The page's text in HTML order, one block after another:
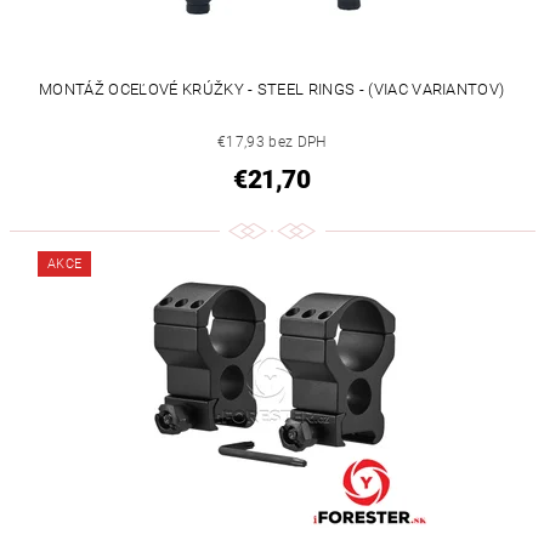
MONTÁŽ OCEĽOVÉ KRÚŽKY - STEEL RINGS - (VIAC VARIANTOV)
€17,93 bez DPH
€21,70
AKCE